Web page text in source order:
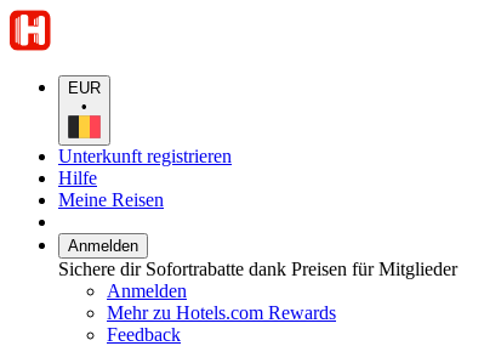
EUR
•
Unterkunft registrieren
Hilfe
Meine Reisen
Anmelden
Sichere dir Sofortrabatte dank Preisen für Mitglieder
Anmelden
Mehr zu Hotels.com Rewards
Feedback